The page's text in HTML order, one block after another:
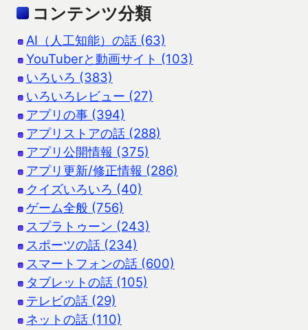
コンテンツ分類
AI（人工知能）の話 (63)
YouTuberと動画サイト (103)
いろいろ (383)
いろいろレビュー (27)
アプリの事 (394)
アプリストアの話 (288)
アプリ公開情報 (375)
アプリ更新/修正情報 (286)
クイズいろいろ (40)
ゲーム全般 (756)
スプラトゥーン (243)
スポーツの話 (234)
スマートフォンの話 (600)
タブレットの話 (105)
テレビの話 (29)
ネットの話 (110)